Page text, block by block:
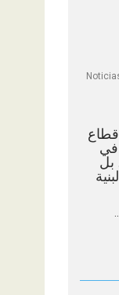
قطاع
في
بل